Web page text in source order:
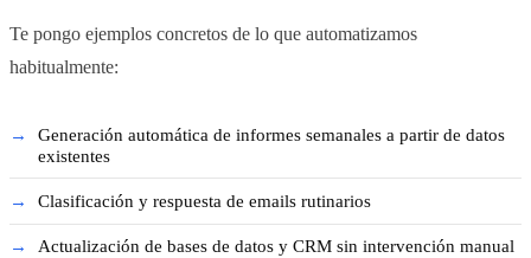
Te pongo ejemplos concretos de lo que automatizamos
habitualmente:
Generación automática de informes semanales a partir de datos
existentes
Clasificación y respuesta de emails rutinarios
Actualización de bases de datos y CRM sin intervención manual